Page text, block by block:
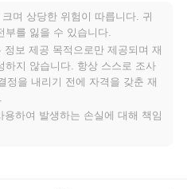
로 평가하도록 장려합니다. 이러한
암호화폐 문화의 자기 반성적이고
만한 예로 만듭니다.
떻게 시작되었나요?
작되었으며, 이는 Pavel과 Nikolai
했을 때 발생했습니다. 이 프로젝트
폐를 가진 확장 가능한 블록체인
며 상당한 위험이 따릅니다. 귀
부를 잃을 수 있습니다.
보 제공 목적으로만 제공되며 재
하지 않습니다. 항상 스스로 조사
정을 내리기 전에 자격을 갖춘 재
하여 발생하는 손실에 대해 책임